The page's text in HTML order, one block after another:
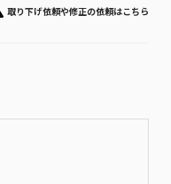
取り下げ依頼や修正の依頼はこちら